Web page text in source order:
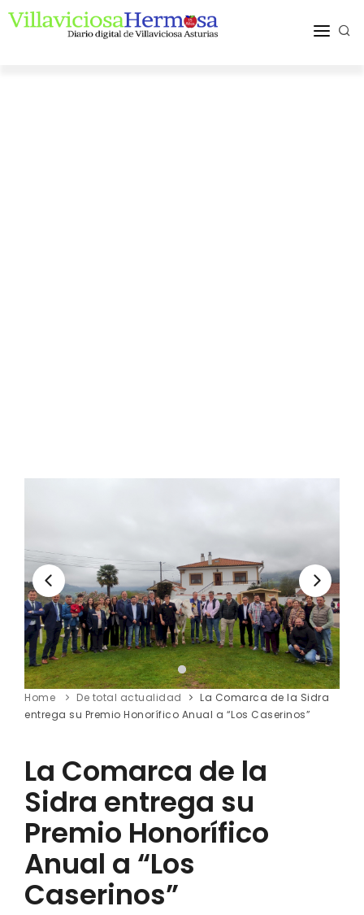
Home De total actualidad
La Comarca de la Sidra
entrega su Premio Honorífico Anual a “Los Caserinos”
La Comarca de la
Sidra entrega su
Premio Honorífico
Anual a “Los
Caserinos”